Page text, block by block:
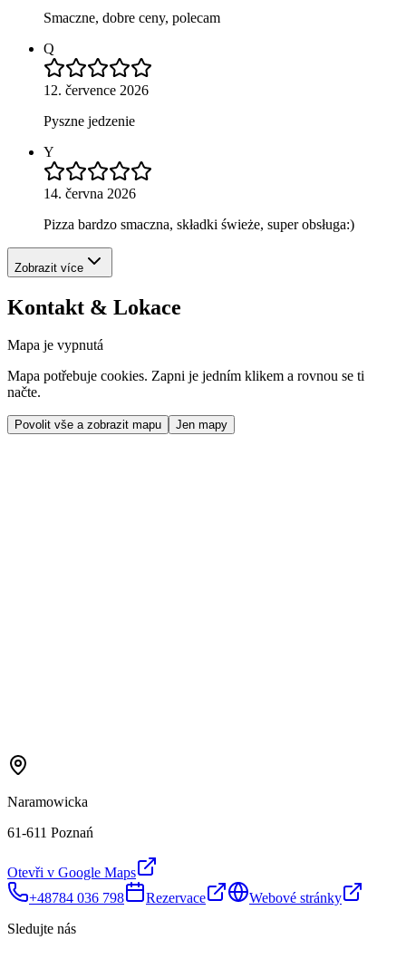
Smaczne, dobre ceny, polecam
Q
12. července 2026
Pyszne jedzenie
Y
14. června 2026
Pizza bardzo smaczna, składki świeże, super obsługa:)
Zobrazit více
Kontakt & Lokace
Mapa je vypnutá
Mapa potřebuje cookies. Zapni je jedním klikem a rovnou se ti
načte.
Povolit vše a zobrazit mapu Jen mapy
Naramowicka
61-611 Poznań
Otevři v Google Maps
+48784 036 798
Rezervace
Webové stránky
Sledujte nás